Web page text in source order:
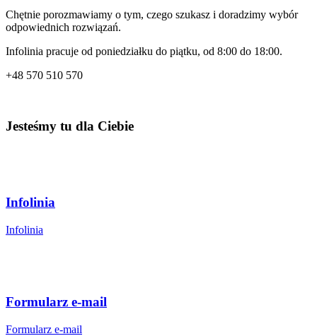
Chętnie porozmawiamy o tym, czego szukasz i doradzimy wybór
odpowiednich rozwiązań.
Infolinia pracuje od poniedziałku do piątku, od 8:00 do 18:00.
+48 570 510 570
Jesteśmy tu dla Ciebie
Infolinia
Infolinia
Formularz e-mail
Formularz e-mail